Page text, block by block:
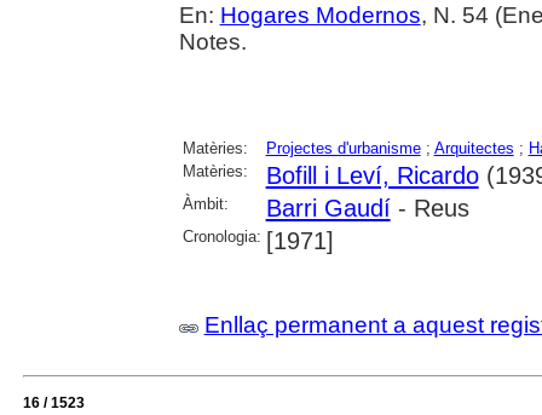
En: Hogares Modernos, N. 54
Notes.
Matèries: Projectes d'urbanisme; Arquitectes ;
Matèries:
Bofill i Leví, Ricardo
Àmbit: Barri Gaudí- Reus
Cronologia: [1971]
Enllaç permanent a aquest
16 / 1523